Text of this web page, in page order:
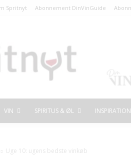
Spritnyt Abonnement DinVinGuide
VIN SPIRITUS & ØL INSPIRATION
Uge 10: ugens bedste vinkøb